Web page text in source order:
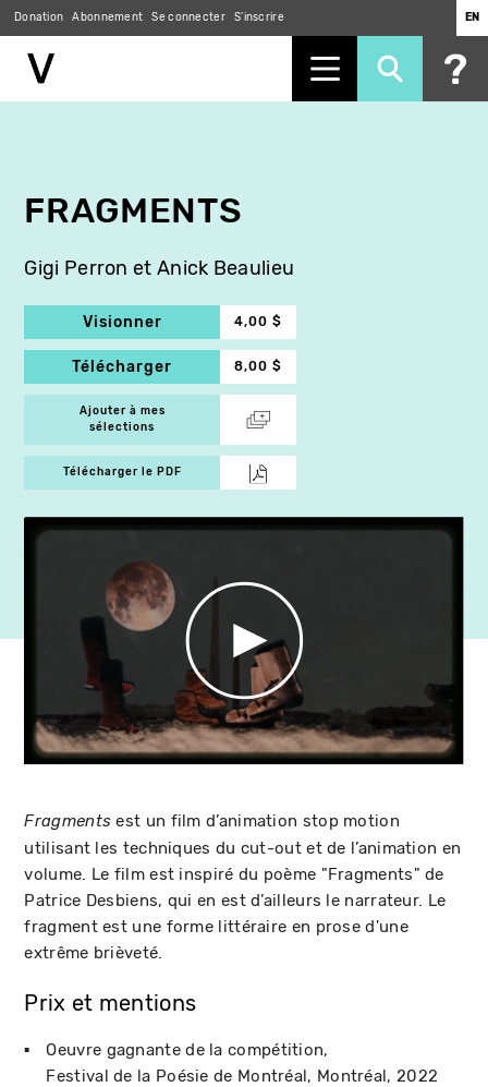
Donation Abonnement Se connecter S'inscrire EN
FRAGMENTS
Gigi Perron et Anick Beaulieu
Visionner 4,00 $
Télécharger 8,00 $
Ajouter à mes
sélections
Télécharger le PDF
Fragmentsest un film d’animation stop motion
utilisant les techniques du cut-out et de l’animation en
volume. Le film est inspiré du poème "Fragments" de
Patrice Desbiens, qui en est d’ailleurs le narrateur. Le
fragment est une forme littéraire en prose d'une
extrême brièveté.
Prix et mentions
Oeuvre gagnante de la compétition
Festival de la Poésie de Montréal
Montréal 2022